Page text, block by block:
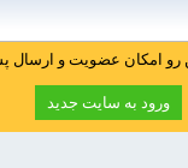
امکان عضویت و ارسال
ورود به سایت جدید